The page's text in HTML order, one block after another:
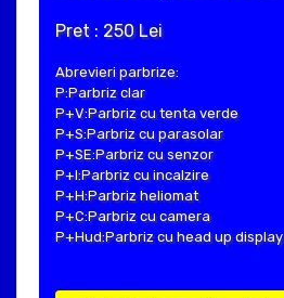
Pret : 250 Lei
Abrevieri parbrize:
P:Parbriz clar
P+V:Parbriz cu tenta verde
P+S:Parbriz cu parasolar
P+SE:Parbriz cu senzor
P+I:Parbriz cu incalzire
P+H:Parbriz heliomat
P+C:Parbriz cu camera
P+Hud:Parbriz cu head up display